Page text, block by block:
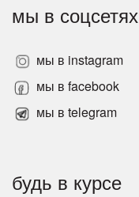
мы в соцсетях
мы в instagram
мы в facebook
мы в telegram
будь в курсе